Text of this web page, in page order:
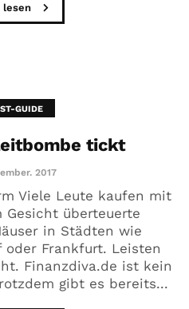
GUIDE
tickt
2017
Viele Leute kaufen mit
Gesicht überteuerte
in Städten wie
oder Frankfurt. Leisten
Finanzdiva.de ist kein
gibt es bereits...